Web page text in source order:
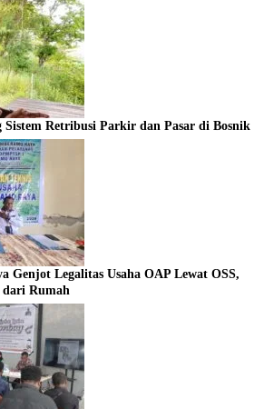
Sistem Retribusi Parkir dan Pasar di Bosnik
Genjot Legalitas Usaha OAP Lewat OSS,
dari Rumah